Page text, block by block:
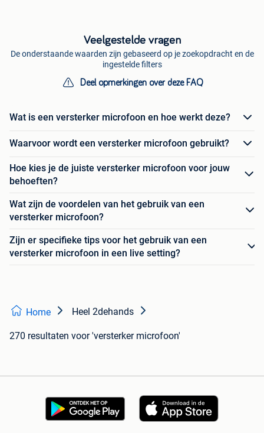
Veelgestelde vragen
De onderstaande waarden zijn gebaseerd op je zoekopdracht en de
ingestelde filters
Deel opmerkingen over deze FAQ
Wat is een versterker microfoon en hoe werkt deze?
Waarvoor wordt een versterker microfoon gebruikt?
Hoe kies je de juiste versterker microfoon voor jouw
behoeften?
Wat zijn de voordelen van het gebruik van een
versterker microfoon?
Zijn er specifieke tips voor het gebruik van een
versterker microfoon in een live setting?
Home Heel 2dehands
270 resultaten voor 'versterker microfoon'